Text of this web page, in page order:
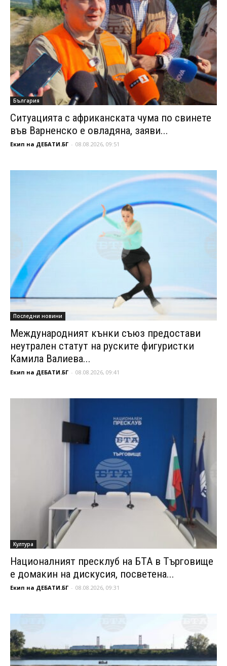
България
Ситуацията с африканската чума по свинете
във Варненско е овладяна, заяви...
Екип на ДЕБАТИ.БГ - 08.08.2026, 09:51
Последни новини
Международният кънки съюз предостави
неутрален статут на руските фигуристки
Камила Валиева...
Екип на ДЕБАТИ.БГ - 08.08.2026, 09:41
Култура
Националният пресклуб на БТА в Търговище
е домакин на дискусия, посветена...
Екип на ДЕБАТИ.БГ - 08.08.2026, 09:31